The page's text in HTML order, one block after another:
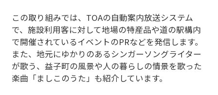
この取り組みでは、TOAの自動案内放送システム
で、施設利用客に対して地場の特産品や道の駅構内
で開催されているイベントのPRなどを発信します。
また、地元にゆかりのあるシンガーソングライター
が歌う、益子町の風景や人の暮らしの情景を歌った
楽曲「ましこのうた」も紹介しています。